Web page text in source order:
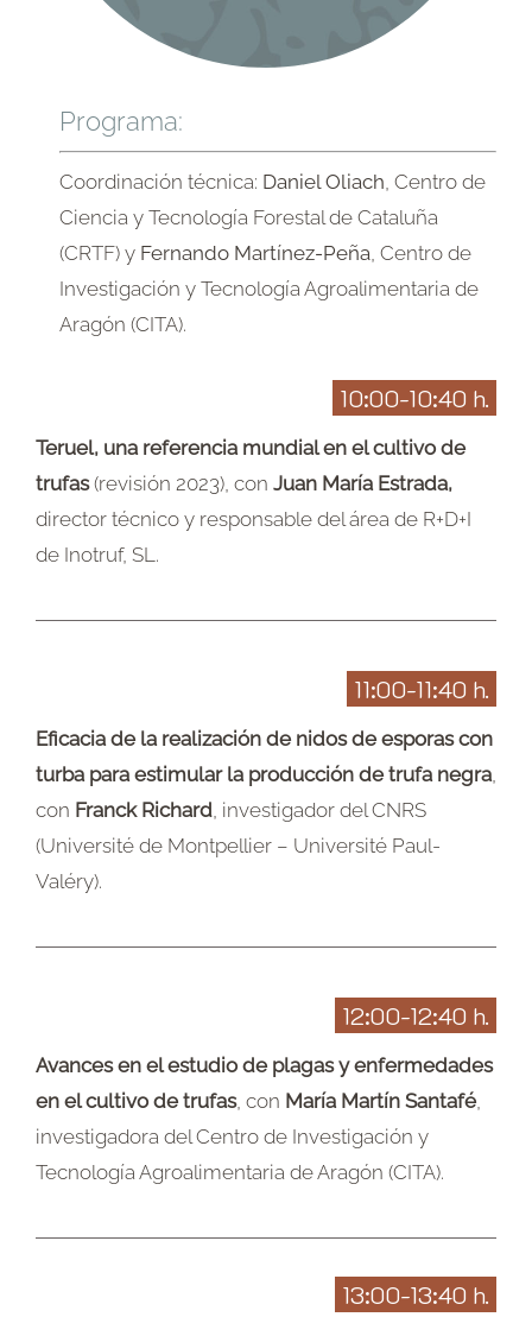
Programa:
Coordinación técnica: Daniel Oliach , Centro de
Ciencia y Tecnología Forestal de Cataluña
(CRTF) y Fernando Martínez-Peña , Centro de
Investigación y Tecnología Agroalimentaria de
Aragón (CITA).
10:00-10:40 h.
Teruel, una referencia mundial en el cultivo de
trufas(revisión 2023), con Juan María Estrada,
director técnico y responsable del área de R+D+I
de Inotruf, SL.
11:00-11:40 h.
Eficacia de la realización de nidos de esporas con
turba para estimular la producción de trufa negra,
con Franck Richard, investigador del CNRS
(Université de Montpellier – Université Paul-
Valéry).
12:00-12:40 h.
Avances en el estudio de plagas y enfermedades
en el cultivo de trufas, con María Martín Santafé,
investigadora del Centro de Investigación y
Tecnología Agroalimentaria de Aragón (CITA).
13:00-13:40 h.